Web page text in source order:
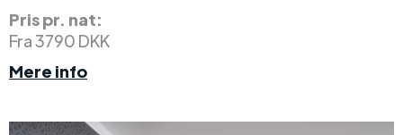
Pris pr. nat:
Fra 3790 DKK
Mere info